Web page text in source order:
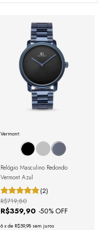
Vermont:
Relógio Masculino Redondo
Vermont Azul
(2)
R$359,90 -50% OFF
R$719,80
6 x de R$59,98 sem juros